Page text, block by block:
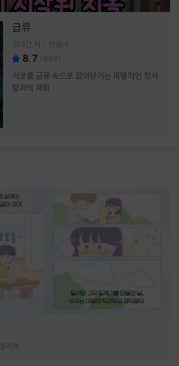
급류
정대건 저 민음사
8.7 (699)
서로를 급류 속으로 끌어당기는 파멸적인 첫사
랑과의 재회
찰리북